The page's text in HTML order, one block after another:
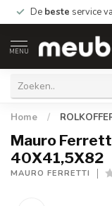
De beste service
MENU
Home /
Mauro Ferretti
40X41,5X82
MAURO FERRETTI